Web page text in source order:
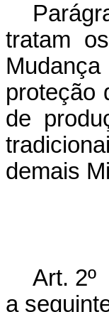
tratam
proteção
de
demais
Art. 2º
a